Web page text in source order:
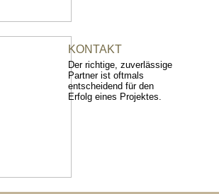
KONTAKT
Der richtige, zuverlässige
Partner ist oftmals
entscheidend für den
Erfolg eines Projektes.